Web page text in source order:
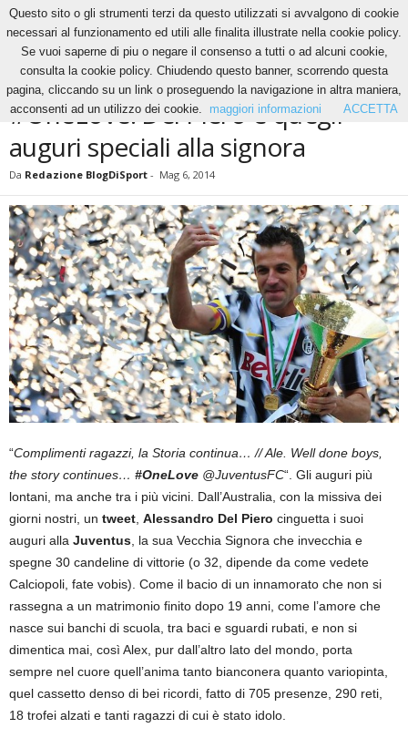
News #OneLove: Del Piero e quegli auguri speciali alla signora
NEWS
#OneLove: Del Piero e quegli
auguri speciali alla signora
Da Redazione BlogDiSport - Mag 6, 2014
“Complimenti ragazzi, la Storia continua… // Ale. Well done boys,
the story continues… #OneLove @JuventusFC“. Gli auguri più
lontani, ma anche tra i più vicini. Dall’Australia, con la missiva dei
giorni nostri, un tweet Alessandro Del Piero cinguetta i suoi
auguri alla Juventus , la sua Vecchia Signora che invecchia e
spegne 30 candeline di vittorie (o 32, dipende da come vedete
Calciopoli, fate vobis). Come il bacio di un innamorato che non si
rassegna a un matrimonio finito dopo 19 anni, come l’amore che
nasce sui banchi di scuola, tra baci e sguardi rubati, e non si
dimentica mai, così Alex, pur dall’altro lato del mondo, porta
sempre nel cuore quell’anima tanto bianconera quanto variopinta,
quel cassetto denso di bei ricordi, fatto di 705 presenze, 290 reti,
18 trofei alzati e tanti ragazzi di cui è stato idolo.
Questo sito o gli strumenti terzi da questo utilizzati si avvalgono di cookie
necessari al funzionamento ed utili alle finalita illustrate nella cookie policy.
Se vuoi saperne di piu o negare il consenso a tutti o ad alcuni cookie,
consulta la cookie policy. Chiudendo questo banner, scorrendo questa
pagina, cliccando su un link o proseguendo la navigazione in altra maniera,
acconsenti ad un utilizzo dei cookie.
maggiori informazioni ACCETTA